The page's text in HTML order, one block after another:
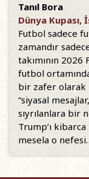
Tanıl Bora
Dünya Kupası,
Futbol sadece
zamandır
takımının 2026
futbol
bir zafer olarak
“siyasal
sıyrılanlara bir
Trump’ı
mesela o